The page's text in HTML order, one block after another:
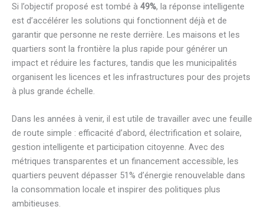
Si l’objectif proposé est tombé à 49%, la réponse intelligente
est d’accélérer les solutions qui fonctionnent déjà et de
garantir que personne ne reste derrière. Les maisons et les
quartiers sont la frontière la plus rapide pour générer un
impact et réduire les factures, tandis que les municipalités
organisent les licences et les infrastructures pour des projets
à plus grande échelle.
Dans les années à venir, il est utile de travailler avec une feuille
de route simple : efficacité d’abord, électrification et solaire,
gestion intelligente et participation citoyenne. Avec des
métriques transparentes et un financement accessible, les
quartiers peuvent dépasser 51% d’énergie renouvelable dans
la consommation locale et inspirer des politiques plus
ambitieuses.